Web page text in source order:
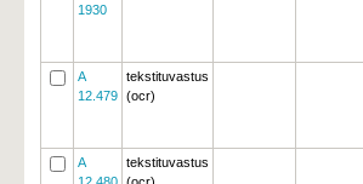
1930
A
12.479
tekstituvastus
(ocr)
A
tekstituvastus